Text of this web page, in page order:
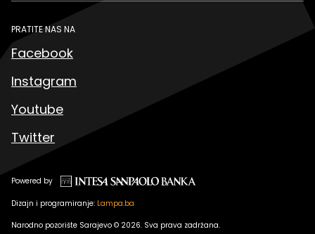
PRATITE NAS NA
Facebook
Instagram
Youtube
Twitter
Powered by
Dizajn i programiranje: Lampa.ba
Narodno pozorište Sarajevo © 2026. Sva prava zadržana.